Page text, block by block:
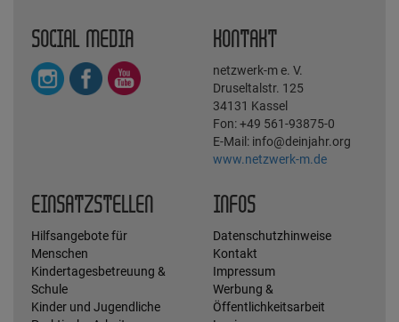
SOCIAL MEDIA KONTAKT
netzwerk-m e. V.
Druseltalstr. 125
34131 Kassel
Fon: +49 561-93875-0
E-Mail: info@deinjahr.org
www.netzwerk-m.de
EINSATZSTELLEN
Hilfsangebote für
Menschen
Kindertagesbetreuung &
Schule
Kinder und Jugendliche
INFOS
Datenschutzhinweise
Kontakt
Impressum
Werbung &
Öffentlichkeitsarbeit